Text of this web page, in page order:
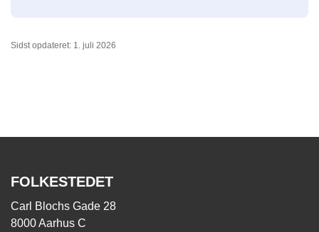
Sidst opdateret: 1. juli 2026
FOLKESTEDET
Carl Blochs Gade 28
8000 Aarhus C